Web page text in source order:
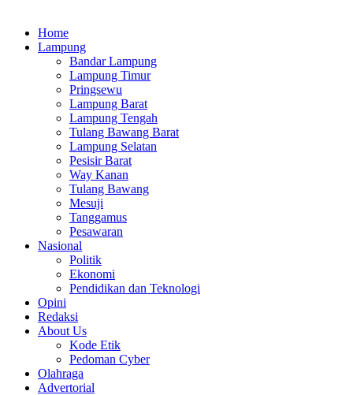
Home
Lampung
Bandar Lampung
Lampung Timur
Pringsewu
Lampung Barat
Lampung Tengah
Tulang Bawang Barat
Lampung Selatan
Pesisir Barat
Way Kanan
Tulang Bawang
Mesuji
Tanggamus
Pesawaran
Nasional
Politik
Ekonomi
Pendidikan dan Teknologi
Opini
Redaksi
About Us
Kode Etik
Pedoman Cyber
Olahraga
Advertorial